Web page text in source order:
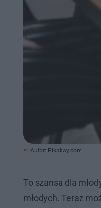
Autor: Pixabay.com
To szansa dla
młodych. Teraz